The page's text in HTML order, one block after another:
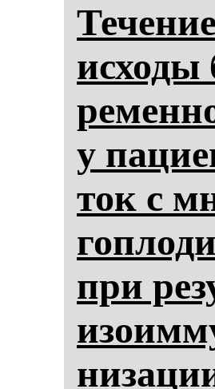
ис­хо­ды
у
ток с
при